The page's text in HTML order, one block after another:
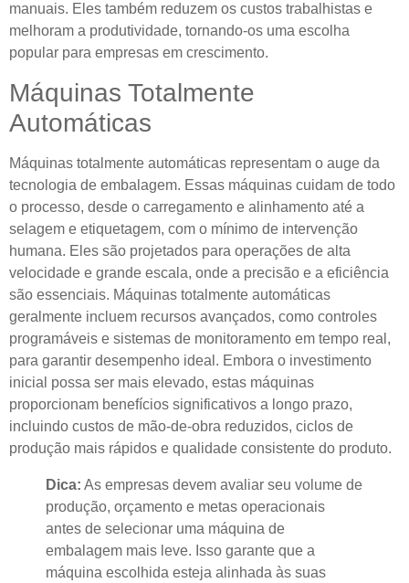
manuais. Eles também reduzem os custos trabalhistas e
melhoram a produtividade, tornando-os uma escolha
popular para empresas em crescimento.
Máquinas Totalmente
Automáticas
Máquinas totalmente automáticas representam o auge da
tecnologia de embalagem. Essas máquinas cuidam de todo
o processo, desde o carregamento e alinhamento até a
selagem e etiquetagem, com o mínimo de intervenção
humana. Eles são projetados para operações de alta
velocidade e grande escala, onde a precisão e a eficiência
são essenciais. Máquinas totalmente automáticas
geralmente incluem recursos avançados, como controles
programáveis ​​e sistemas de monitoramento em tempo real,
para garantir desempenho ideal. Embora o investimento
inicial possa ser mais elevado, estas máquinas
proporcionam benefícios significativos a longo prazo,
incluindo custos de mão-de-obra reduzidos, ciclos de
produção mais rápidos e qualidade consistente do produto.
Dica: As empresas devem avaliar seu volume de
produção, orçamento e metas operacionais
antes de selecionar uma máquina de
embalagem mais leve. Isso garante que a
máquina escolhida esteja alinhada às suas